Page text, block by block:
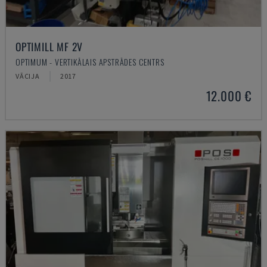
OPTIMILL MF 2V
OPTIMUM - VERTIKĀLAIS APSTRĀDES CENTRS
VĀCIJA 2017
12.000 €